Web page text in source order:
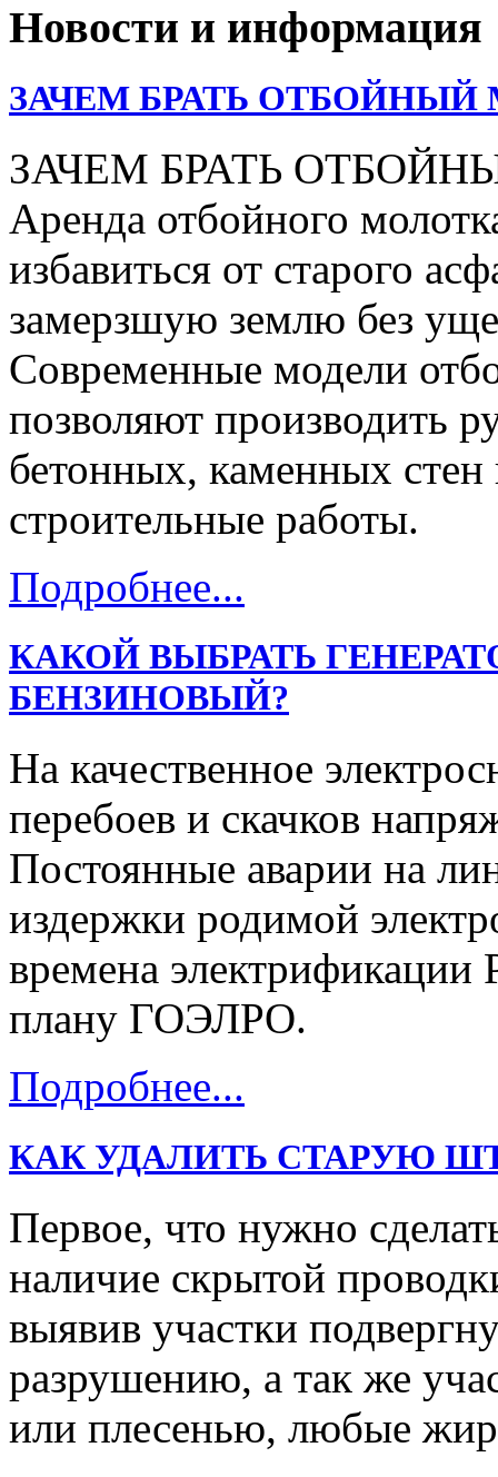
Новости и информация
ЗАЧЕМ БРАТЬ ОТБОЙНЫЙ
ЗАЧЕМ БРАТЬ
Аренда отбойного
избавиться от старого
замерзшую землю без
Современные модели
позволяют производить
бетонных, каменных стен
строительные работы.
Подробнее...
КАКОЙ ВЫБРАТЬ
БЕНЗИНОВЫЙ?
На качественное
перебоев и скачков
Постоянные аварии на
издержки родимой
времена электрификации
плану ГОЭЛРО.
Подробнее...
КАК УДАЛИТЬ СТАРУЮ
Первое, что нужно
наличие скрытой
выявив участки
разрушению, а так же
или плесенью, любые